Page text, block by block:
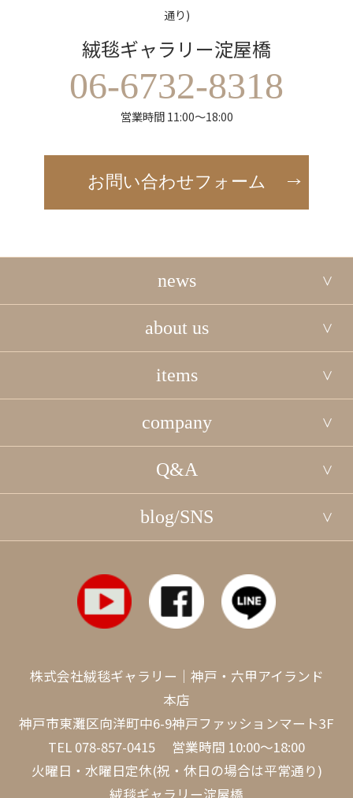
通り)
絨毯ギャラリー淀屋橋
06-6732-8318
営業時間 11:00～18:00
お問い合わせフォーム
news
about us
items
company
Q&A
blog/SNS
株式会社絨毯ギャラリー｜神戸・六甲アイランド
本店
神戸市東灘区向洋町中6-9神戸ファッションマート3F
TEL 078-857-0415 営業時間 10:00～18:00
火曜日・水曜日定休(祝・休日の場合は平常通り)